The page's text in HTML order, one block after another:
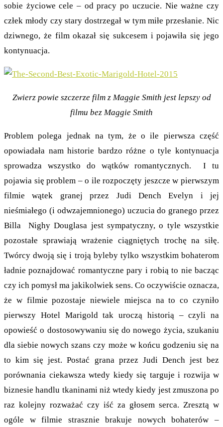
sobie życiowe cele – od pracy po uczucie. Nie ważne czy
człek młody czy stary dostrzegał w tym miłe przesłanie. Nic
dziwnego, że film okazał się sukcesem i pojawiła się jego
kontynuacja.
Zwierz powie szczerze film z Maggie Smith jest lepszy od
filmu bez Maggie Smith
Problem polega jednak na tym, że o ile pierwsza część
opowiadała nam historie bardzo różne o tyle kontynuacja
sprowadza wszystko do wątków romantycznych. I tu
pojawia się problem – o ile rozpoczęty jeszcze w pierwszym
filmie wątek granej przez Judi Dench Evelyn i jej
nieśmiałego (i odwzajemnionego) uczucia do granego przez
Billa Nighy Douglasa jest sympatyczny, o tyle wszystkie
pozostałe sprawiają wrażenie ciągniętych trochę na siłę.
Twórcy dwoją się i troją byleby tylko wszystkim bohaterom
ładnie poznajdować romantyczne pary i robią to nie bacząc
czy ich pomysł ma jakikolwiek sens. Co oczywiście oznacza,
że w filmie pozostaje niewiele miejsca na to co czyniło
pierwszy Hotel Marigold tak uroczą historią – czyli na
opowieść o dostosowywaniu się do nowego życia, szukaniu
dla siebie nowych szans czy może w końcu godzeniu się na
to kim się jest. Postać grana przez Judi Dench jest bez
porównania ciekawsza wtedy kiedy się targuje i rozwija w
biznesie handlu tkaninami niż wtedy kiedy jest zmuszona po
raz kolejny rozważać czy iść za głosem serca. Zresztą w
ogóle w filmie strasznie brakuje nowych bohaterów –